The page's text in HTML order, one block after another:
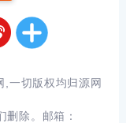
,一切版权均归源网
删除。邮箱：